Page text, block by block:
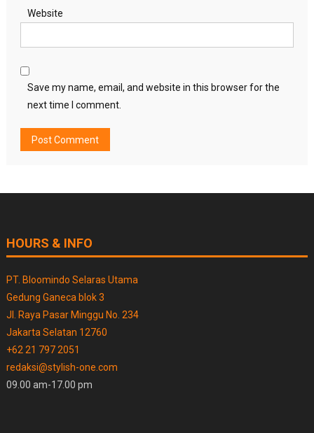
Website
Save my name, email, and website in this browser for the
next time I comment.
HOURS & INFO
PT. Bloomindo Selaras Utama
Gedung Ganeca blok 3
Jl. Raya Pasar Minggu No. 234
Jakarta Selatan 12760
+62 21 797 2051
redaksi@stylish-one.com
09.00 am-17.00 pm